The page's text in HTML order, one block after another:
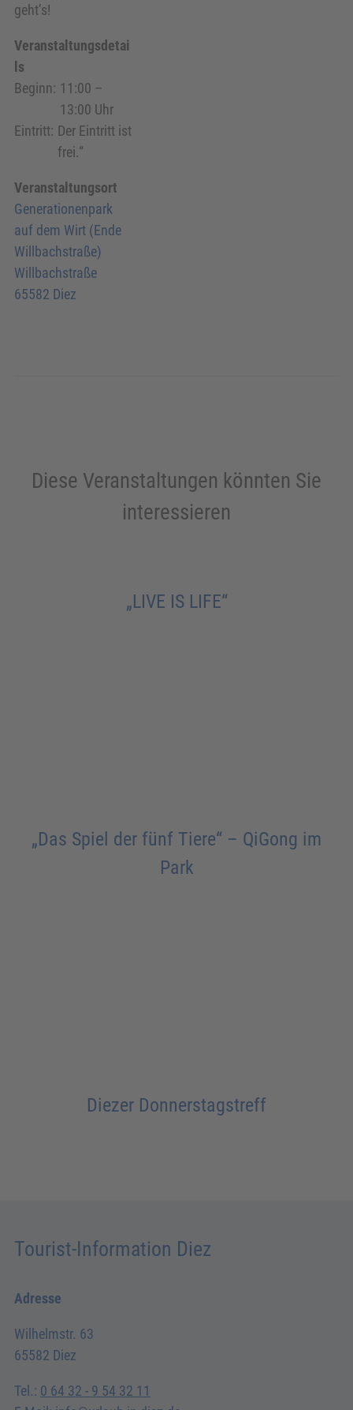
geht’s!
Veranstaltungsdetai
ls
Beginn: 11:00 –
13:00 Uhr
Eintritt: Der Eintritt ist
frei.“
Veranstaltungsort
Generationenpark
auf dem Wirt (Ende
Willbachstraße)
Willbachstraße
65582 Diez
Diese Veranstaltungen könnten Sie
interessieren
„LIVE IS LIFE“
„Das Spiel der fünf Tiere“ – QiGong im
Park
Diezer Donnerstagstreff
Tourist-Information Diez
Adresse
Wilhelmstr. 63
65582 Diez
Tel.: 0 64 32 - 9 54 32 11